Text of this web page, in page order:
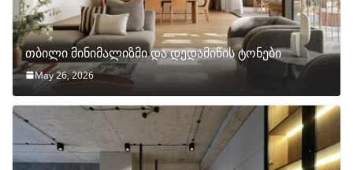
თბილი მინიმალიზმი და დედამიწის ტონები
May 26, 2026